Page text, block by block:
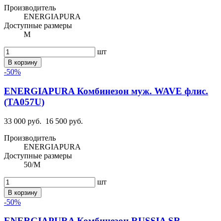
Производитель
ENERGIAPURA
Доступные размеры
M
шт
В корзину
-50%
ENERGIAPURA Комбинезон муж. WAVE флис.
(TA057U)
33 000 руб. 16 500 руб.
Производитель
ENERGIAPURA
Доступные размеры
50/M
шт
В корзину
-50%